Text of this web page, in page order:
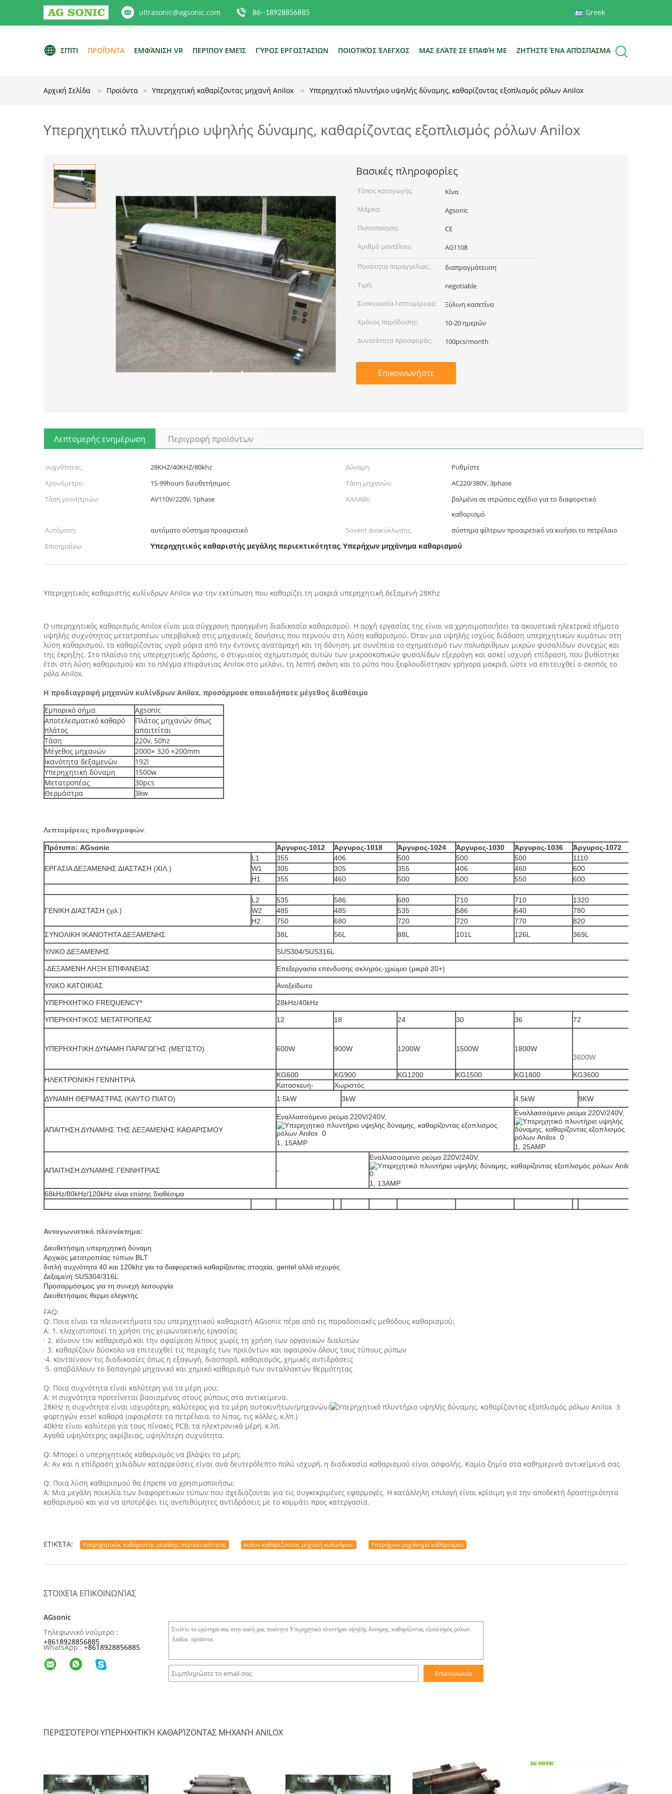
ultrasonic@agsonic.com 86--18928856885 Greek
ΣΠΊΤΙ ΠΡΟΪΌΝΤΑ ΕΜΦΆΝΙΣΗ VR ΠΕΡΊΠΟΥ ΕΜΕΊΣ ΓΎΡΟΣ ΕΡΓΟΣΤΑΣΊΩΝ ΠΟΙΟΤΙΚΌΣ ΈΛΕΓΧΟΣ ΜΑΣ ΕΛΆΤΕ ΣΕ ΕΠΑΦΉ ΜΕ ΖΗΤΉΣΤΕ ΈΝΑ ΑΠΌΣΠΑΣΜΑ
Αρχική Σελίδα Προϊόντα Υπερηχητική καθαρίζοντας μηχανή Anilox Υπερηχητικό πλυντήριο υψηλής δύναμης, καθαρίζοντας εξοπλισμός ρόλων Anilox
Υπερηχητικό πλυντήριο υψηλής δύναμης, καθαρίζοντας εξοπλισμός ρόλων Anilox
Βασικές πληροφορίες
Τόπος καταγωγής:
Κίνα
Μάρκα:
Agsonic
Πιστοποίηση:
CE
Αριθμό μοντέλου:
AG1108
Ποσότητα παραγγελίας
min:
διαπραγμάτευση
Τιμή:
negotiable
Συσκευασία λεπτομέρειες:
Ξύλινη κασετίνα
Χρόνος παράδοσης:
10-20 ημερών
Δυνατότητα προσφοράς:
100pcs/month
Επικοινωνήστε
Λεπτομερής ενημέρωση Περιγραφή προϊόντων
συχνότητας: 28KHZ/40KHZ/80khz Δύναμη:
Ρυθμίστε
Χρονόμετρο:
1S-99hours διευθετήσιμος Τάση μηχανών:
AC220/380V, 3phase
Τάση γεννητριών:
AV110V/220V, 1phase ΚΑΛΑΘΙ:
βαλμένο σε στρώσεις σχέδιο για το διαφορετικό
καθαρισμό
Αυτόματη:
αυτόματο σύστημα προαιρετικό Sovent ανακύκλωσης:
σύστημα φίλτρων προαιρετικό να κινήσει το πετρέλαιο
Επισημαίνω:
Υπερηχητικός καθαριστής μεγάλης περιεκτικότητας,Υπερήχων μηχάνημα καθαρισμού
Υπερηχητικός καθαριστής κυλίνδρων Anilox για την εκτύπωση που καθαρίζει τη μακριά υπερηχητική δεξαμενή 28Khz
Ο υπερηχητικός καθαρισμός Anilox είναι μια σύγχρονη προηγμένη διαδικασία καθαρισμού. Η αρχή εργασίας της είναι να χρησιμοποιήσει τα ακουστικά ηλεκτρικά σήματα
υψηλής συχνότητας μετατροπέων υπερβολικά στις μηχανικές δονήσεις που περνούν στη λύση καθαρισμού. Όταν μια υψηλής ισχύος διάδοση υπερηχητικών κυμάτων στη
λύση καθαρισμού, τα καθαρίζοντας υγρά μόρια από την έντονες αναταραχή και τη δόνηση, με συνέπεια το σχηματισμό των πολυάριθμων μικρών φυσαλίδων συνεχώς και
της έκρηξης. Στο πλαίσιο της υπερηχητικής δράσης, ο στιγμιαίος σχηματισμός αυτών των μικροσκοπικών φυσαλίδων εξερράγη και ασκεί ισχυρή επίδραση, που βυθίστηκε
έτσι στη λύση καθαρισμού και το πλέγμα επιφάνειας Anilox στο μελάνι, τη λεπτή σκόνη και το ρύπο που ξεφλουδίστηκαν γρήγορα μακριά, ώστε να επιτευχθεί ο σκοπός το
ρόλο Anilox.
Η προδιαγραφή μηχανών κυλίνδρων Anilox, προσάρμοσε οποιοδήποτε μέγεθος διαθέσιμο
Εμπορικό σήμα
Agsonic
Αποτελεσματικό καθαρό
πλάτος
Πλάτος μηχανών όπως
απαιτείται
Τάση
220v, 50hz
Μέγεθος μηχανών
2000× 320 ×200mm
Ικανότητα δεξαμενών
192l
Υπερηχητική δύναμη
1500w
Μετατροπέας
30pcs
Θερμάστρα
3kw
Λεπτομέρειες προδιαγραφών:
Πρότυπο: AGsonic Άργυρος-1012 Άργυρος-1018 Άργυρος-1024 Άργυρος-1030 Άργυρος-1036 Άργυρος-1072
ΕΡΓΑΣΙΑ ΔΕΞΑΜΕΝΗΣ ΔΙΑΣΤΑΣΗ (ΧΙΛ.)
L1 355 406 500 500 500
1110
W1
305 305 355 406 460
600
H1
355 460 500 500 550 600
ΓΕΝΙΚΗ ΔΙΑΣΤΑΣΗ (χιλ.)
L2 535 586 680 710 710
1320
W2
485 485 535 586 640
780
H2
750 680 720 720 770
820
ΣΥΝΟΛΙΚΗ ΙΚΑΝΟΤΗΤΑ ΔΕΞΑΜΕΝΗΣ
38L 56L 88L 101L 126L 369L
ΥΛΙΚΟ ΔΕΞΑΜΕΝΗΣ SUS304/SUS316L
-ΔΕΞΑΜΕΝΗ ΛΗΞΗ ΕΠΙΦΑΝΕΙΑΣ Επεξεργασία επένδυσης σκληρός-χρώμιο (μικρά 20+)
ΥΛΙΚΟ ΚΑΤΟΙΚΙΑΣ Ανοξείδωτο
ΥΠΕΡΗΧΗΤΙΚΟ FREQUENCY* 28kHz/40kHz
ΥΠΕΡΗΧΗΤΙΚΟΣ ΜΕΤΑΤΡΟΠΕΑΣ 12 18 24 30 36 72
ΥΠΕΡΗΧΗΤΙΚΗ ΔΥΝΑΜΗ ΠΑΡΑΓΩΓΗΣ (ΜΕΓΙΣΤΟ) 600W 900W 1200W 1500W
1800W
3600W
ΗΛΕΚΤΡΟΝΙΚΗ ΓΕΝΝΗΤΡΙΑ
KG600 KG900 KG1200 KG1500 KG1800
KG3600
Κατασκευή-
Χωριστός
ΔΥΝΑΜΗ ΘΕΡΜΑΣΤΡΑΣ (ΚΑΥΤΟ ΠΙΑΤΟ)
1.5kW 3kW 4.5kW 9KW
ΑΠΑΙΤΗΣΗ ΔΥΝΑΜΗΣ ΤΗΣ ΔΕΞΑΜΕΝΗΣ ΚΑΘΑΡΙΣΜΟΥ
Εναλλασσόμενο ρεύμα 220V/240V,
1, 15AMP
Εναλλασσόμενο ρεύμα 220V/240V,
1, 25AMP
ΑΠΑΙΤΗΣΗ ΔΥΝΑΜΗΣ ΓΕΝΝΗΤΡΙΑΣ -
Εναλλασσόμενο ρεύμα 220V/240V,
1, 13AMP
68kHz/80kHz/120kHz είναι επίσης διαθέσιμα
Ανταγωνιστικό πλεονέκτημα:
Διευθετήσιμη υπερηχητική δύναμη
Αρχικός μετατροπέας τύπων BLT
διπλή συχνότητα 40 και 120khz για τα διαφορετικά καθαρίζοντας στοιχεία, gentel αλλά ισχυρός
Δεξαμενή SUS304/316L
Προσαρμόσιμος για τη συνεχή λειτουργία
Διευθετήσιμος θερμο ελεγκτής
FAQ:
Q: Ποια είναι τα πλεονεκτήματα του υπερηχητικού καθαριστή AGsonic πέρα από τις παραδοσιακές μεθόδους καθαρισμού;
Α: 1. ελαχιστοποιεί τη χρήση της χειρωνακτικής εργασίας
· 2. κάνουν τον καθαρισμό και την αφαίρεση λίπους χωρίς τη χρήση των οργανικών διαλυτών
· 3. καθαρίζουν δύσκολο να επιτευχθεί τις περιοχές των προϊόντων και αφαιρούν όλους τους τύπους ρύπων
·4. κονταίνουν τις διαδικασίες όπως η εξαγωγή, διασπορά, καθαρισμός, χημικές αντιδράσεις
·5. αποβάλλουν το δαπανηρό μηχανικό και χημικό καθαρισμό των ανταλλακτών θερμότητας
Q: Ποια συχνότητα είναι καλύτερη για τα μέρη μου;
Α: Η συχνότητα προτείνεται βασισμένος στους ρύπους στα αντικείμενα.
28kHz η συχνότητα είναι ισχυρότερη, καλύτερος για τα μέρη αυτοκινήτων/μηχανών/
φορτηγών essel καθαρά (αφαιρέστε τα πετρέλαια, το λίπος, τις κόλλες, κ.λπ.)
40kHz είναι καλύτερο για τους πίνακες PCB, τα ηλεκτρονικά μέρη, κ.λπ.
Αγαθά υψηλότερης ακρίβειας, υψηλότερη συχνότητα.
Q: Μπορεί ο υπερηχητικός καθαρισμός να βλάψει τα μέρη;
Α: Αν και η επίδραση χιλιάδων καταρρεύσεις είναι ανά δευτερόλεπτο πολύ ισχυρή, η διαδικασία καθαρισμού είναι ασφαλής. Καμία ζημία στα καθημερινά αντικείμενά σας.
Q: Ποια λύση καθαρισμού θα έπρεπε να χρησιμοποιήσω;
Α: Μια μεγάλη ποικιλία των διαφορετικών τύπων που σχεδιάζονται για τις συγκεκριμένες εφαρμογές. Η κατάλληλη επιλογή είναι κρίσιμη για την αποδεκτή δραστηριότητα
καθαρισμού και για να αποτρέψει τις ανεπιθύμητες αντιδράσεις με το κομμάτι προς κατεργασία.
ΕΤΙΚΈΤΑ: Υπερηχητικός καθαριστής μεγάλης περιεκτικότητας anilox καθαρίζοντας μηχανή κυλίνδρων Υπερήχων μηχάνημα καθαρισμού
ΣΤΟΙΧΕΊΑ ΕΠΙΚΟΙΝΩΝΊΑΣ
AGsonic
Τηλεφωνικό νούμερο :
+8618928856885
WhatsApp :+8618928856885
Επικοινωνία
ΠΕΡΙΣΣΌΤΕΡΟΙ ΥΠΕΡΗΧΗΤΙΚΉ ΚΑΘΑΡΊΖΟΝΤΑΣ ΜΗΧΑΝΉ ANILOX